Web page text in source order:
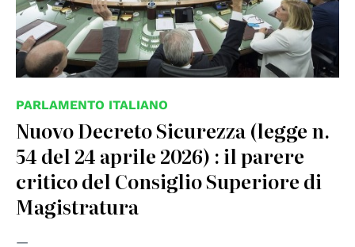
PARLAMENTO ITALIANO
Nuovo Decreto Sicurezza (legge n.
54 del 24 aprile 2026) : il parere
critico del Consiglio Superiore di
Magistratura